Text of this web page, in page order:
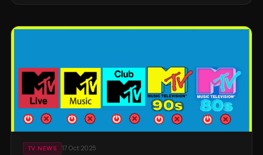
TV NEWS 17 Oct 2025